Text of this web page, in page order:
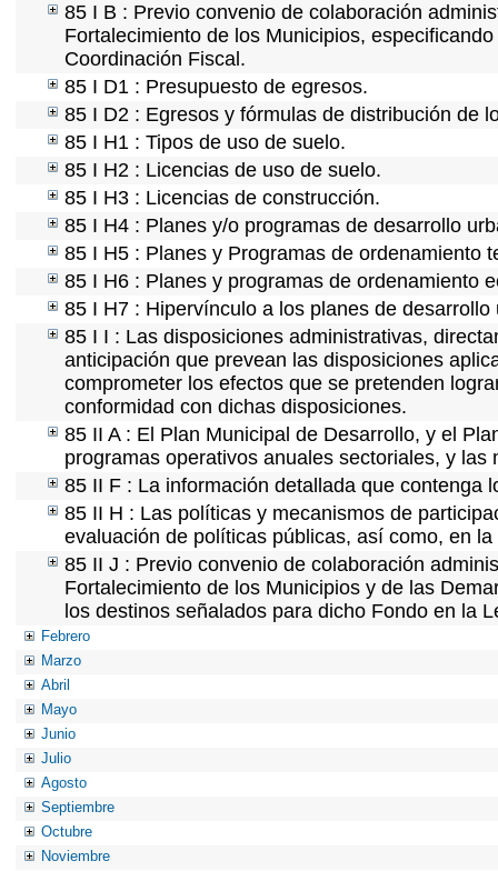
85 I B : Previo convenio de colaboración
Fortalecimiento de los Municipios,
Coordinación Fiscal.
85 I D1 : Presupuesto de egresos.
85 I D2 : Egresos y fórmulas de distribución de
85 I H1 : Tipos de uso de suelo.
85 I H2 : Licencias de uso de suelo.
85 I H3 : Licencias de construcción.
85 I H4 : Planes y/o programas de desarrollo
85 I H5 : Planes y Programas de ordenamiento
85 I H6 : Planes y programas de ordenamiento
85 I H7 : Hipervínculo a los planes de desarrollo
85 I I : Las disposiciones administrativas,
anticipación que prevean las disposiciones
comprometer los efectos que se pretenden
conformidad con dichas disposiciones.
85 II A : El Plan Municipal de Desarrollo, y el
programas operativos anuales sectoriales, y
85 II F : La información detallada que contenga
85 II H : Las políticas y mecanismos de
evaluación de políticas públicas, así como, en
85 II J : Previo convenio de colaboración
Fortalecimiento de los Municipios y de las
los destinos señalados para dicho Fondo en la
Febrero
Marzo
Abril
Mayo
Junio
Julio
Agosto
Septiembre
Octubre
Noviembre